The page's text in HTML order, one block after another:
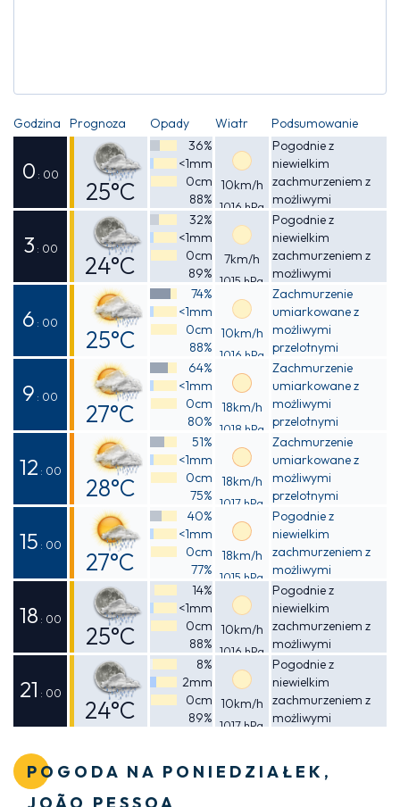
Godzina Prognoza Opady Wiatr Podsumowanie
0 : 00
25°C
Odczuwalna
25°C
36%
<1mm
0cm
88%
10km/h
1016 hPa
Pogodnie z
niewielkim
zachmurzeniem z
możliwymi
przelotnymi
opadami deszczu
3 : 00
24°C
Odczuwalna
25°C
32%
<1mm
0cm
89%
7km/h
1015 hPa
Pogodnie z
niewielkim
zachmurzeniem z
możliwymi
przelotnymi
opadami deszczu
6 : 00
25°C
Odczuwalna
25°C
74%
<1mm
0cm
88%
10km/h
1016 hPa
Zachmurzenie
umiarkowane z
możliwymi
przelotnymi
opadami deszczu
9 : 00
27°C
Odczuwalna
27°C
64%
<1mm
0cm
80%
18km/h
1018 hPa
Zachmurzenie
umiarkowane z
możliwymi
przelotnymi
opadami deszczu
12 : 00
28°C
Odczuwalna
31°C
51%
<1mm
0cm
75%
18km/h
1017 hPa
Zachmurzenie
umiarkowane z
możliwymi
przelotnymi
opadami deszczu
15 : 00
27°C
Odczuwalna
30°C
40%
<1mm
0cm
77%
18km/h
1015 hPa
Pogodnie z
niewielkim
zachmurzeniem z
możliwymi
przelotnymi
opadami deszczu
18 : 00
25°C
Odczuwalna
26°C
14%
<1mm
0cm
88%
10km/h
1016 hPa
Pogodnie z
niewielkim
zachmurzeniem z
możliwymi
przelotnymi
opadami deszczu
21 : 00
24°C
8%
2mm
0cm
89%
10km/h
1017 hPa
Pogodnie z
niewielkim
zachmurzeniem z
możliwymi
POGODA NA PONIEDZIAŁEK,
JOÃO PESSOA